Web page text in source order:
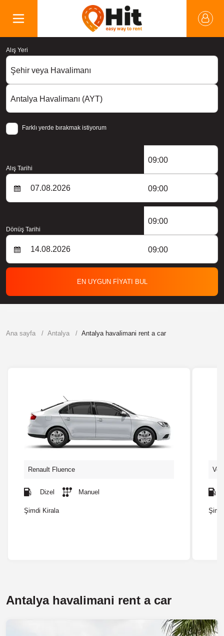
Alış Yeri
Şehir veya Havalimanı
Antalya Havalimanı (AYT)
Farklı yerde bırakmak istiyorum
Alış Tarihi
09:00
09:00
Dönüş Tarihi
09:00
09:00
EN UYGUN FİYATI BUL
Ana sayfa Antalya Antalya havalimani rent a car
Renault Fluence
Dizel Manuel
Şimdi Kirala
Antalya havalimani rent a car